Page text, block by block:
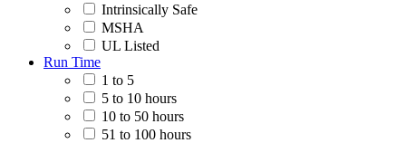
Intrinsically Safe
MSHA
UL Listed
Run Time
1 to 5
5 to 10 hours
10 to 50 hours
51 to 100 hours